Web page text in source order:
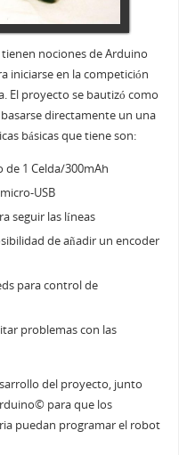
nociones de Arduino
iniciarse en la competición
El proyecto se bautizó como
directamente un una
básicas que tiene son:
1 Celda/300mAh
USB
seguir las líneas
de añadir un encoder
para control de
problemas con las
del proyecto, junto
para que los
puedan programar el robot